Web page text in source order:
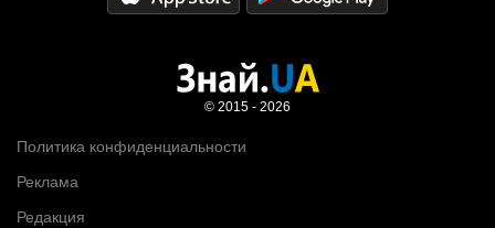
Политика конфиденциальности
Реклама
Редакция
© 2015 - 2026